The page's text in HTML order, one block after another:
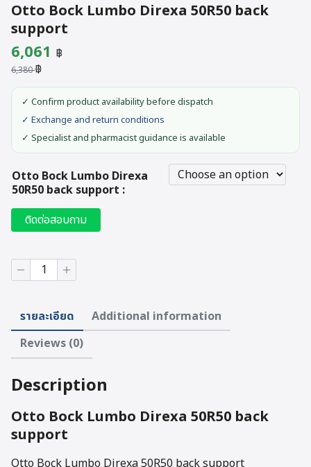
Otto Bock Lumbo Direxa 50R50 back
support
6,380฿
Original
price
was:
6,380 ฿.
6,061 ฿
is:
6,061 ฿.
✓ Confirm product availability before dispatch
✓ Exchange and return conditions
✓ Specialist and pharmacist guidance is available
Otto Bock Lumbo Direxa
50R50 back support :
ติดต่อสอบถาม
Otto
Bock
50R50
back
support
quantity
รายละเอียด
Additional information
Reviews (0)
Description
Otto Bock Lumbo Direxa 50R50 back
support
Otto Bock Lumbo Direxa 50R50 back support